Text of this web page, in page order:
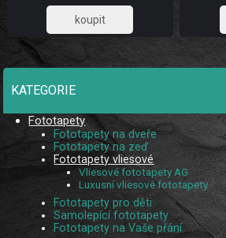
1 032,23
KATEGORIE
Fototapety
Fototapety na dveře
Fototapety na zeď
Fototapety vliesové
Vliesové fototapety AG
Luxusní vliesové fototapety
Fototapety pro děti
Samolepící fototapety
Fototapety na Vaše přání